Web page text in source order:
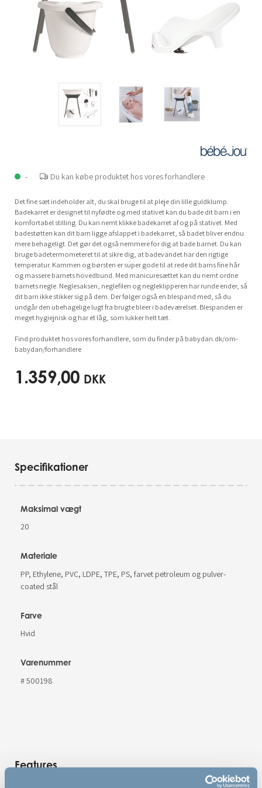
- Du kan købe produktet hos vores forhandlere
Det fine sæt indeholder alt, du skal bruge til at pleje din lille guldklump.
Badekarret er designet til nyfødte og med stativet kan du bade dit barn i en
komfortabel stilling. Du kan nemt klikke badekarret af og på stativet. Med
badestøtten kan dit barn ligge afslappet i badekarret, så badet bliver endnu
mere behageligt. Det gør det også nemmere for dig at bade barnet. Du kan
bruge badetermometeret til at sikre dig, at badevandet har den rigtige
temperatur. Kammen og børsten er super gode til at rede dit barns fine hår
og massere barnets hovedbund. Med manicuresættet kan du nemt ordne
barnets negle. Neglesaksen, neglefilen og negleklipperen har runde ender, så
dit barn ikke stikker sig på dem. Der følger også en blespand med, så du
undgår den ubehagelige lugt fra brugte bleer i badeværelset. Blespanden er
meget hygiejnisk og har et låg, som lukker helt tæt.
Find produktet hos vores forhandlere, som du finder på babydan.dk/om-
babydan/forhandlere
1.359,00 DKK
Specifikationer
Maksimal vægt
20
Materiale
PP, Ethylene, PVC, LDPE, TPE, PS, farvet petroleum og pulver-
coated stål
Farve
Hvid
Varenummer
# 500198
Features